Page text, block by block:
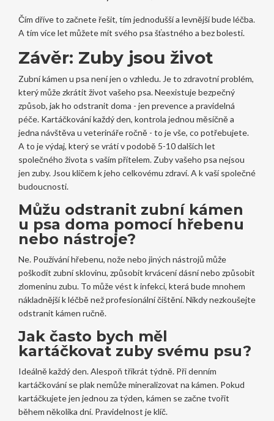
Čím dříve to začnete řešit, tím jednodušší a levnější bude léčba.
A tím více let můžete mít svého psa šťastného a bez bolesti.
Závěr: Zuby jsou život
Zubní kámen u psa není jen o vzhledu. Je to zdravotní problém,
který může zkrátit život vašeho psa. Neexistuje bezpečný
způsob, jak ho odstranit doma - jen prevence a pravidelná
péče. Kartáčkování každý den, kontrola jednou měsíčně a
jedna návštěva u veterináře ročně - to je vše, co potřebujete.
A to je výdaj, který se vrátí v podobě 5-10 dalších let
společného života s vaším přítelem. Zuby vašeho psa nejsou
jen zuby. Jsou klíčem k jeho celkovému zdraví. A k vaší společné
budoucnosti.
Můžu odstranit zubní kámen
u psa doma pomocí hřebenu
nebo nástroje?
Ne. Používání hřebenu, nože nebo jiných nástrojů může
poškodit zubní sklovinu, způsobit krvácení dásní nebo způsobit
zlomeninu zubu. To může vést k infekci, která bude mnohem
nákladnější k léčbě než profesionální čištění. Nikdy nezkoušejte
odstranit kámen ručně.
Jak často bych měl
kartáčkovat zuby svému psu?
Ideálně každý den. Alespoň třikrát týdně. Při denním
kartáčkování se plak nemůže mineralizovat na kámen. Pokud
kartáčkujete jen jednou za týden, kámen se začne tvořit
během několika dní. Pravidelnost je klíč.